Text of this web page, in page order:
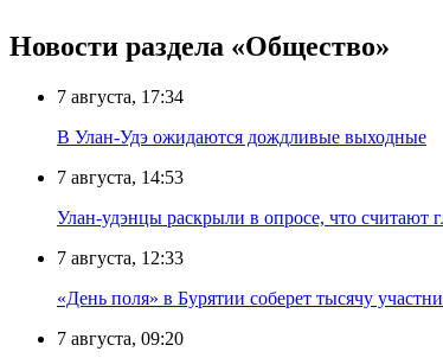
Новости раздела «Общество»
7 августа, 17:34
В Улан-Удэ ожидаются дождливые выходные
7 августа, 14:53
Улан-удэнцы раскрыли в опросе, что считают
7 августа, 12:33
«День поля» в Бурятии соберет тысячу
7 августа, 09:20